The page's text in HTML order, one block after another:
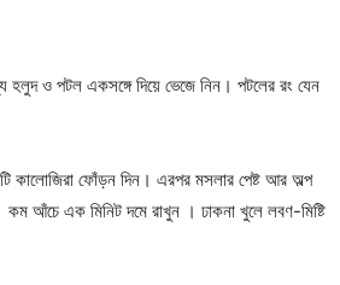
ও পটল একসঙ্গে দিয়ে ভেজে নিন। পটলের রং যেন
কালোজিরা ফোঁড়ন দিন। এরপর মসলার পেষ্ট আর অল্প
কম আঁচে এক মিনিট দমে রাখুন । ঢাকনা খুলে লবণ-মিষ্টি